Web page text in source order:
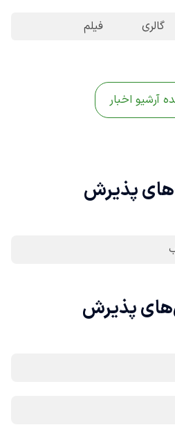
گالری فیلم
آرشیو اخبار
پذیرش
پذیرش